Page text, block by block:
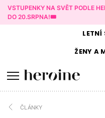
VSTUPENKY NA SVĚT PODLE
DO 20.SRPNA!🎟️
LETNÍ
ŽENY A
ČLÁNKY